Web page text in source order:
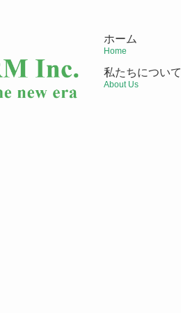
ホーム
Home
私たちについて
About Us